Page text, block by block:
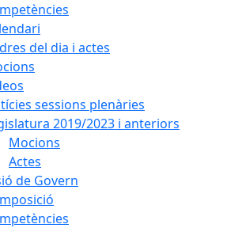
del dia i actes
sessions plenàries
2019/2023 i anteriors
Mocions
Actes
de Govern